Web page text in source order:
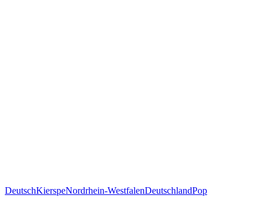
DeutschKierspeNordrhein-WestfalenDeutschlandPop